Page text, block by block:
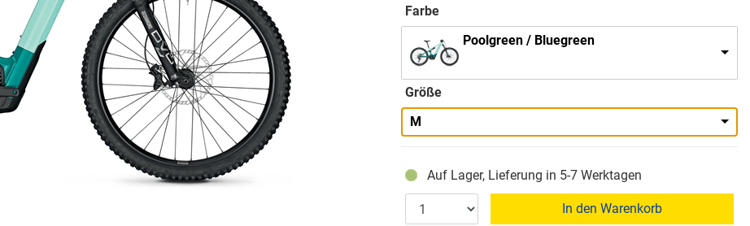
Farbe
Poolgreen / Bluegreen
Größe
M
Auf Lager, Lieferung in 5-7 Werktagen
In den Warenkorb